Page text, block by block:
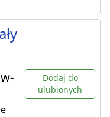
Dodaj do
ulubionych